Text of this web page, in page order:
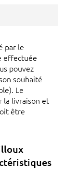
par le
effectuée
pouvez
souhaité
Le
la livraison et
être